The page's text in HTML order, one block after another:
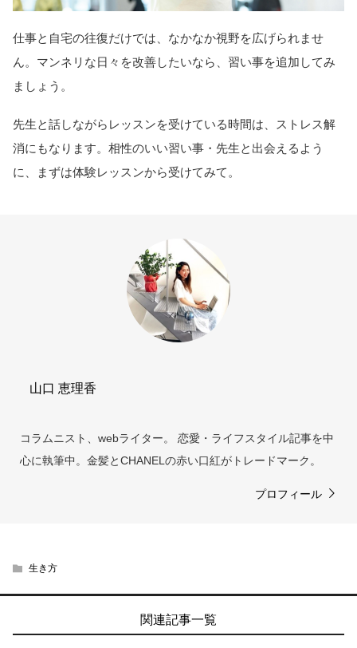
仕事と自宅の往復だけでは、なかなか視野を広げられませ
ん。マンネリな日々を改善したいなら、習い事を追加してみ
ましょう。
先生と話しながらレッスンを受けている時間は、ストレス解
消にもなります。相性のいい習い事・先生と出会えるよう
に、まずは体験レッスンから受けてみて。
山口 恵理香
コラムニスト、webライター。 恋愛・ライフスタイル記事を中
心に執筆中。金髪とCHANELの赤い口紅がトレードマーク。
プロフィール
生き方
関連記事一覧